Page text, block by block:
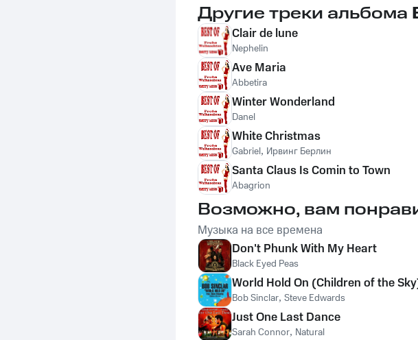
Другие треки альбома
Clair de lune
Nephelin
Ave Maria
Abbetira
Winter Wonderland
Danel
White Christmas
Gabriel, Ирвинг Берлин
Santa Claus Is Comin to Town
Abagrion
Возможно, вам
Музыка на все времена
Don't Phunk With My Heart
Black Eyed Peas
World Hold On (Children of the
Bob Sinclar, Steve Edwards
Just One Last Dance
Sarah Connor, Natural